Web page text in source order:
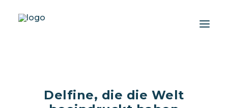
ErlebnisseDelfine, die die Welt